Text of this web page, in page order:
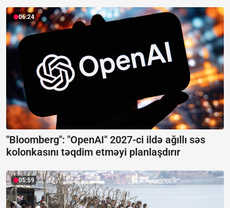
06:24
"Bloomberg": "OpenAI" 2027-ci ildə ağıllı səs
kolonkasını təqdim etməyi planlaşdırır
05:59